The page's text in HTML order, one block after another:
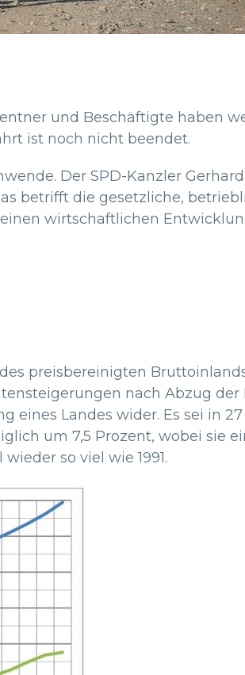
und Beschäftigte haben
ist noch nicht beendet.
Der SPD-Kanzler
betrifft die gesetzliche,
wirtschaftlichen
preisbereinigten
nach Abzug der
Landes wider. Es sei in
um 7,5 Prozent, wobei sie
so viel wie 1991.